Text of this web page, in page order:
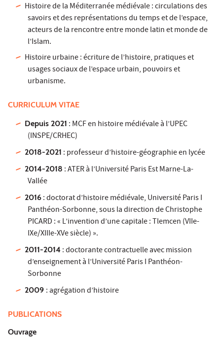
Histoire de la Méditerranée médiévale : circulations des
savoirs et des représentations du temps et de l’espace,
acteurs de la rencontre entre monde latin et monde de
l’Islam.
Histoire urbaine : écriture de l’histoire, pratiques et
usages sociaux de l’espace urbain, pouvoirs et
urbanisme.
CURRICULUM VITAE
Depuis 2021 : MCF en histoire médiévale à l’UPEC
(INSPE/CRHEC)
2018-2021 : professeur d’histoire-géographie en lycée
2014-2018 : ATER à l’Université Paris Est Marne-La-
Vallée
2016 : doctorat d’histoire médiévale, Université Paris I
Panthéon-Sorbonne, sous la direction de Christophe
PICARD : « L’invention d’une capitale : Tlemcen (VIIe-
IXe/XIIIe-XVe siècle) ».
2011-2014 : doctorante contractuelle avec mission
d’enseignement à l’Université Paris I Panthéon-
Sorbonne
2009 : agrégation d’histoire
PUBLICATIONS
Ouvrage